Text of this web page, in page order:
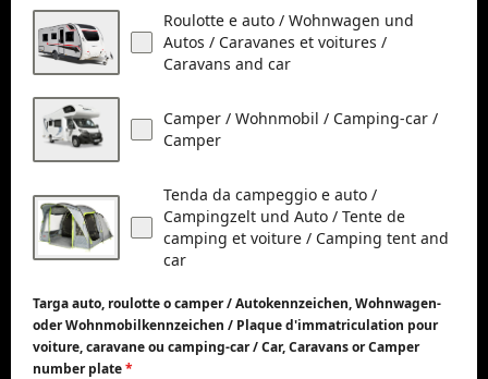
Roulotte e auto / Wohnwagen und
Autos / Caravanes et voitures /
Caravans and car
Camper / Wohnmobil / Camping-car /
Camper
Tenda da campeggio e auto /
Campingzelt und Auto / Tente de
camping et voiture / Camping tent and
car
Targa auto, roulotte o camper / Autokennzeichen, Wohnwagen-
oder Wohnmobilkennzeichen / Plaque d'immatriculation pour
voiture, caravane ou camping-car / Car, Caravans or Camper
number plate*